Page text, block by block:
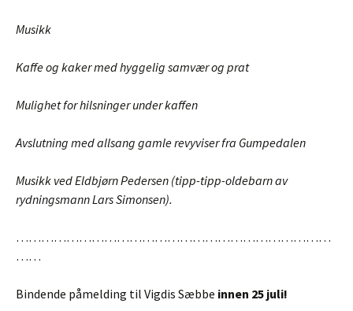
Musikk
Kaffe og kaker med hyggelig samvær og prat
Mulighet for hilsninger under kaffen
Avslutning med allsang gamle revyviser fra Gumpedalen
Musikk ved Eldbjørn Pedersen (tipp-tipp-oldebarn av
rydningsmann Lars Simonsen).
…………………………………………………………………
……
Bindende påmelding til Vigdis Sæbbe innen 25 juli!